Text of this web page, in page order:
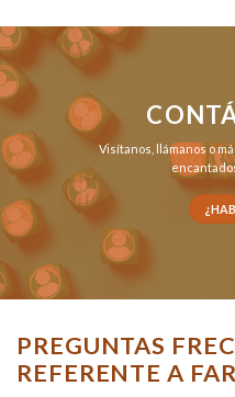
Visítanos, llámanoso
PREGUNTAS
REFERENTE A